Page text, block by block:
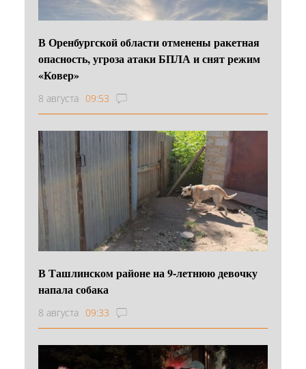
В Оренбургской области отменены ракетная
опасность, угроза атаки БПЛА и снят режим
«Ковер»
8 августа 09:53
В Ташлинском районе на 9-летнюю девочку
напала собака
8 августа 09:33